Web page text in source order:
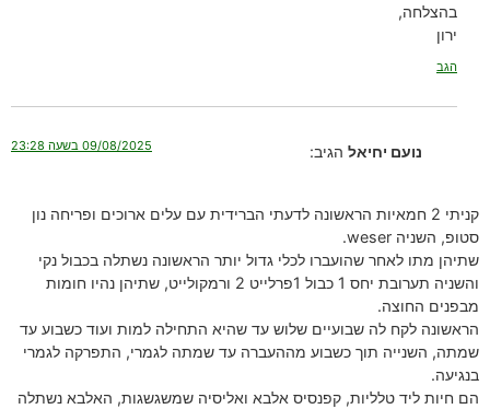
בהצלחה,
ירון
הגב
נועם יחיאל הגיב: 09/08/2025 בשעה 23:28
קניתי 2 חמאיות הראשונה לדעתי הברידית עם עלים ארוכים ופריחה נון
סטופ, השניה weser.
שתיהן מתו לאחר שהועברו לכלי גדול יותר הראשונה נשתלה בכבול נקי
והשניה תערובת יחס 1 כבול 1פרלייט 2 ורמקולייט, שתיהן נהיו חומות
מבפנים החוצה.
הראשונה לקח לה שבועיים שלוש עד שהיא התחילה למות ועוד כשבוע עד
שמתה, השנייה תוך כשבוע מההעברה עד שמתה לגמרי, התפרקה לגמרי
בנגיעה.
הם חיות ליד טלליות, קפנסיס אלבא ואליסיה שמשגשגות, האלבא נשתלה